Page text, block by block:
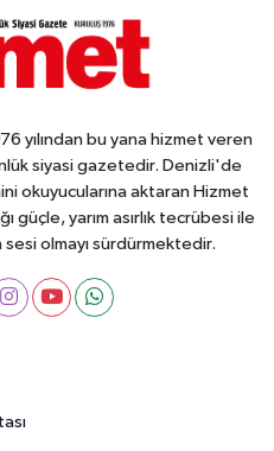
yılından bu yana hizmet veren
siyasi gazetedir. Denizli'de
okuyucularına aktaran Hizmet
güçle, yarım asırlık tecrübesi ile
olmayı sürdürmektedir.